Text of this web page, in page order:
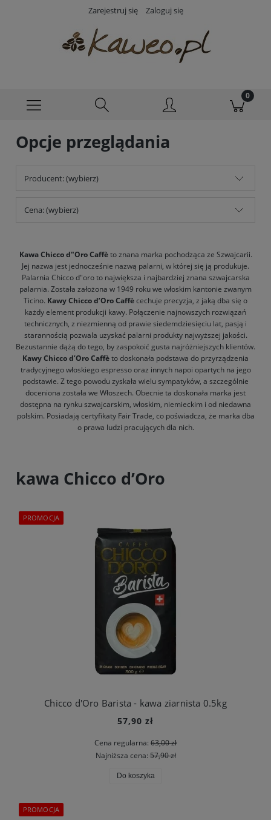
Zarejestruj się Zaloguj się
Opcje przeglądania
Producent: (wybierz)
Cena: (wybierz)
Kawa Chicco d"Oro Caffèto znana marka pochodząca ze Szwajcarii.
Jej nazwa jest jednocześnie nazwą palarni, w której się ją produkuje.
Palarnia Chicco d"oro to największa i najbardziej znana szwajcarska
palarnia. Została założona w 1949 roku we włoskim kantonie zwanym
Ticino. Kawy Chicco d’Oro Caffècechuje precyzja, z jaką dba się o
każdy element produkcji kawy. Połączenie najnowszych rozwiązań
technicznych, z niezmienną od prawie siedemdziesięciu lat, pasją i
starannością pozwala uzyskać palarni produkty najwyższej jakości.
Bezustannie dążą do tego, by zaspokoić gusta najróżniejszych klientów.
Kawy Chicco d’Oro Caffèto doskonała podstawa do przyrządzenia
tradycyjnego włoskiego espresso oraz innych napoi opartych na jego
podstawie. Z tego powodu zyskała wielu sympatyków, a szczególnie
doceniona została we Włoszech. Obecnie ta doskonała marka jest
dostępna na rynku szwajcarskim, włoskim, niemieckim i od niedawna
polskim. Posiadają certyfikaty Fair Trade, co poświadcza, że marka dba
o prawa ludzi pracujących dla nich.
kawa Chicco d’Oro
Chicco d'Oro Barista - kawa ziarnista 0.5kg
57,90 zł
Cena regularna: 63,00 zł
Najniższa cena:57,90 zł
Do koszyka
PROMOCJA
PROMOCJA